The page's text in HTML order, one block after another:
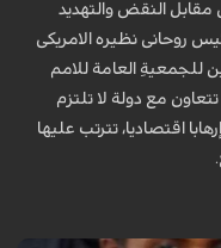
مقابل النقض والتهديد
روحانی نظیره الامریکی
للجمعيةِ العامة للامم
مع دولة لا تلتزم
اقتصاديا، تترتب علیها